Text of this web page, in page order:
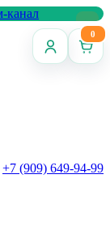
0
+7 (909) 649-94-99